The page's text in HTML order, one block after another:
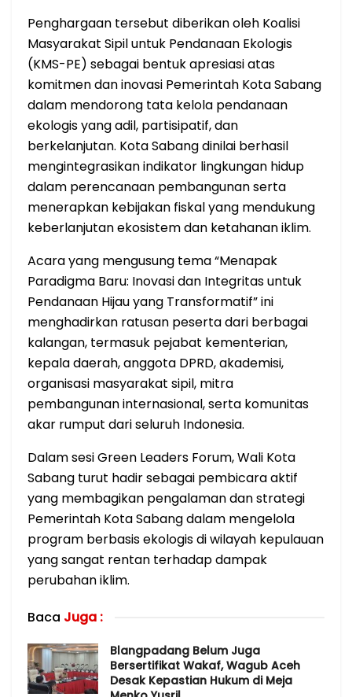
Penghargaan tersebut diberikan oleh Koalisi
Masyarakat Sipil untuk Pendanaan Ekologis
(KMS-PE) sebagai bentuk apresiasi atas
komitmen dan inovasi Pemerintah Kota Sabang
dalam mendorong tata kelola pendanaan
ekologis yang adil, partisipatif, dan
berkelanjutan. Kota Sabang dinilai berhasil
mengintegrasikan indikator lingkungan hidup
dalam perencanaan pembangunan serta
menerapkan kebijakan fiskal yang mendukung
keberlanjutan ekosistem dan ketahanan iklim.
Acara yang mengusung tema “Menapak
Paradigma Baru: Inovasi dan Integritas untuk
Pendanaan Hijau yang Transformatif” ini
menghadirkan ratusan peserta dari berbagai
kalangan, termasuk pejabat kementerian,
kepala daerah, anggota DPRD, akademisi,
organisasi masyarakat sipil, mitra
pembangunan internasional, serta komunitas
akar rumput dari seluruh Indonesia.
Dalam sesi Green Leaders Forum, Wali Kota
Sabang turut hadir sebagai pembicara aktif
yang membagikan pengalaman dan strategi
Pemerintah Kota Sabang dalam mengelola
program berbasis ekologis di wilayah kepulauan
yang sangat rentan terhadap dampak
perubahan iklim.
Baca Juga :
Blangpadang Belum Juga
Bersertifikat Wakaf, Wagub Aceh
Desak Kepastian Hukum di Meja